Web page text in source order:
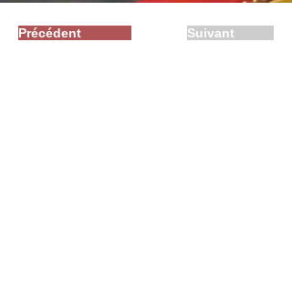
Précédent Suivant